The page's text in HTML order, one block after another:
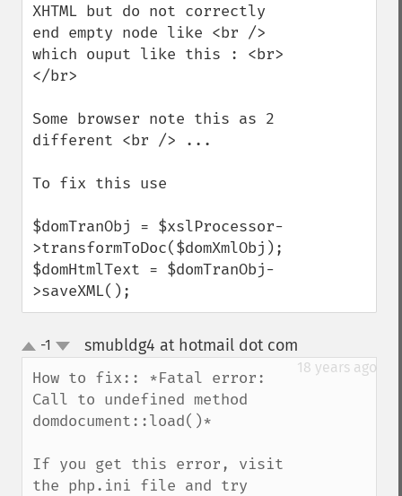
XHTML but do not correctly
end empty node like <br />
which ouput like this : <br>
</br>
Some browser note this as 2
different <br /> ...
To fix this use
$domTranObj = $xslProcessor-
>transformToDoc($domXmlObj);
$domHtmlText = $domTranObj-
>saveXML();
up
down
-1 smubldg4 at hotmail dot com
18 years ago
How to fix:: *Fatal error:
Call to undefined method
domdocument::load()*
If you get this error, visit
the php.ini file and try